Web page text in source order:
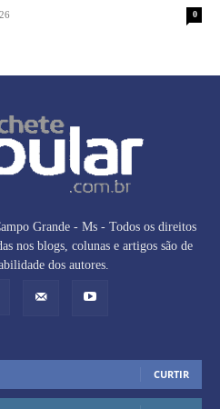
0
Grande - Ms - Todos os direitos
nos blogs, colunas e artigos são de
dos autores.
CURTIR